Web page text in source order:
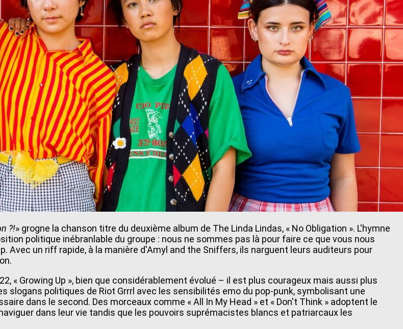
?!» grogne la chanson titre du deuxième album de The Linda Lindas, « No Obligation ». L'hymne
politique inébranlable du groupe : nous ne sommes pas là pour faire ce que vous nous
Avec un riff rapide, à la manière d'Amyl and the Sniffers, ils narguent leurs auditeurs pour
« Growing Up », bien que considérablement évolué – il est plus courageux mais aussi plus
politiques de Riot Grrrl avec les sensibilités emo du pop-punk, symbolisant une
dans le second. Des morceaux comme « All In My Head » et « Don't Think » adoptent le
dans leur vie tandis que les pouvoirs suprémacistes blancs et patriarcaux les